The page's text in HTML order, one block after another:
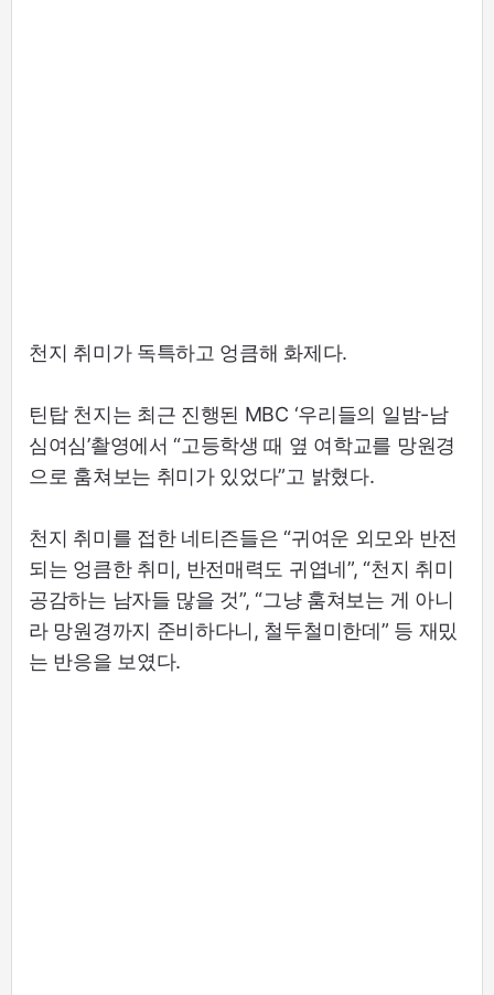
천지 취미가 독특하고 엉큼해 화제다.
틴탑 천지는 최근 진행된 MBC ‘우리들의 일밤-남
심여심’촬영에서 “고등학생 때 옆 여학교를 망원경
으로 훔쳐보는 취미가 있었다”고 밝혔다.
천지 취미를 접한 네티즌들은 “귀여운 외모와 반전
되는 엉큼한 취미, 반전매력도 귀엽네”, “천지 취미
공감하는 남자들 많을 것”, “그냥 훔쳐보는 게 아니
라 망원경까지 준비하다니, 철두철미한데” 등 재밌
는 반응을 보였다.